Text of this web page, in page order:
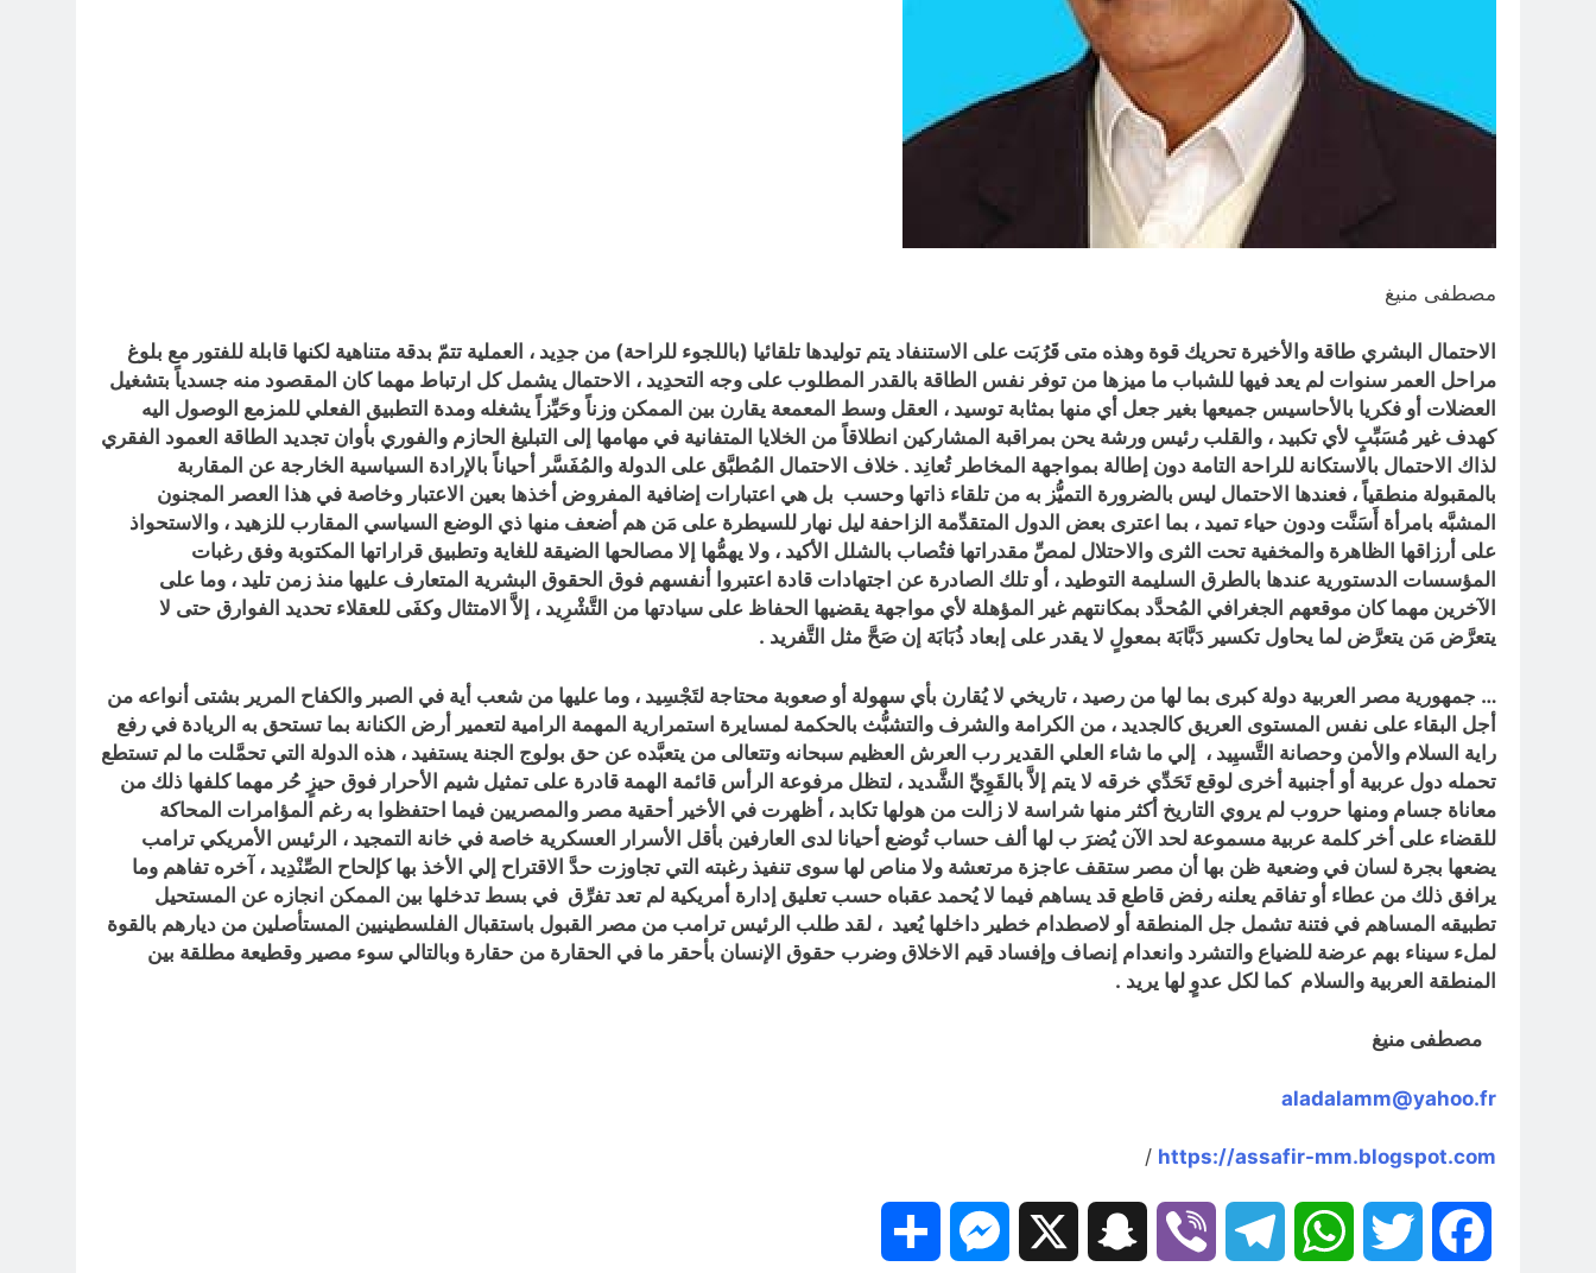
مصطفى منيغ
الاحتمال البشري طاقة والأخيرة تحريك قوة وهذه متى قَرُبَت على الاستنفاد يتم توليدها تلقائيا (باللجوء للراحة) من جدِيد ، العملية تتمّ بدقة متناهية لكنها قابلة للفتور مع بلوغ
مراحل العمر سنوات لم يعد فيها للشباب ما ميزها من توفر نفس الطاقة بالقدر المطلوب على وجه التحدِيد ، الاحتمال يشمل كل ارتباط مهما كان المقصود منه جسدياً بتشغيل
العضلات أو فكريا بالأحاسيس جميعها بغير جعل أي منها بمثابة توسيد ، العقل وسط المعمعة يقارن بين الممكن وزناً وحَيِّزاً يشغله ومدة التطبيق الفعلي للمزمع الوصول اليه
كهدف غير مُسَبِّبٍ لأي تكبيد ، والقلب رئيس ورشة يحن بمراقبة المشاركين انطلاقاً من الخلايا المتفانية في مهامها إلى التبليغ الحازم والفوري بأوان تجديد الطاقة العمود الفقري
لذاك الاحتمال بالاستكانة للراحة التامة دون إطالة بمواجهة المخاطر تُعانِد . خلاف الاحتمال المُطبَّق على الدولة والمُفَسَّر أحياناً بالإرادة السياسية الخارجة عن المقاربة
بالمقبولة منطقياً ، فعندها الاحتمال ليس بالضرورة التميُّز به من تلقاء ذاتها وحسب بل هي اعتبارات إضافية المفروض أخذها بعين الاعتبار وخاصة في هذا العصر المجنون
المشبَّه بامرأة أَسَنَّت ودون حياء تميد ، بما اعترى بعض الدول المتقدِّمة الزاحفة ليل نهار للسيطرة على مَن هم أضعف منها ذي الوضع السياسي المقارب للزهيد ، والاستحواذ
على أرزاقها الظاهرة والمخفية تحت الثرى والاحتلال لمصِّ مقدراتها فتُصاب بالشلل الأكيد ، ولا يهمُّها إلا مصالحها الضيقة للغاية وتطبيق قراراتها المكتوبة وفق رغبات
المؤسسات الدستورية عندها بالطرق السليمة التوطيد ، أو تلك الصادرة عن اجتهادات قادة اعتبروا أنفسهم فوق الحقوق البشرية المتعارف عليها منذ زمن تليد ، وما على
الآخرين مهما كان موقعهم الجغرافي المُحدَّد بمكانتهم غير المؤهلة لأي مواجهة يقضيها الحفاظ على سيادتها من التَّشْرِيد ، إلاَّ الامتثال وكفَى للعقلاء تحديد الفوارق حتى لا
يتعرَّض مَن يتعرَّض لما يحاول تكسير دَبَّابَة بمعولٍ لا يقدر على إبعاد ذُبَابَة إن صَحَّ مثل التَّفريد .
… جمهورية مصر العربية دولة كبرى بما لها من رصيد ، تاريخي لا يُقارن بأي سهولة أو صعوبة محتاجة لتَجْسِيد ، وما عليها من شعب أية في الصبر والكفاح المرير بشتى أنواعه من
أجل البقاء على نفس المستوى العريق كالجديد ، من الكرامة والشرف والتشبُّث بالحكمة لمسايرة استمرارية المهمة الرامية لتعمير أرض الكنانة بما تستحق به الريادة في رفع
راية السلام والأمن وحصانة التَّسيِيد ، إلي ما شاء العلي القدير رب العرش العظيم سبحانه وتتعالى من يتعبَّده عن حق بولوج الجنة يستفيد ، هذه الدولة التي تحمَّلت ما لم تستطع
تحمله دول عربية أو أجنبية أخرى لوقع تَحَدِّي خرقه لا يتم إلاَّ بالقَوِيِّ الشَّديد ، لتظل مرفوعة الرأس قائمة الهمة قادرة على تمثيل شيم الأحرار فوق حيزٍ حُر مهما كلفها ذلك من
معاناة جسام ومنها حروب لم يروي التاريخ أكثر منها شراسة لا زالت من هولها تكابد ، أظهرت في الأخير أحقية مصر والمصريين فيما احتفظوا به رغم المؤامرات المحاكة
للقضاء على أخر كلمة عربية مسموعة لحد الآن يُضرَ ب لها ألف حساب تُوضع أحيانا لدى العارفين بأقل الأسرار العسكرية خاصة في خانة التمجيد ، الرئيس الأمريكي ترامب
يضعها بجرة لسان في وضعية ظن بها أن مصر ستقف عاجزة مرتعشة ولا مناص لها سوى تنفيذ رغبته التي تجاوزت حدَّ الاقتراح إلي الأخذ بها كإلحاح الصِّنْدِيد ، آخره تفاهم وما
يرافق ذلك من عطاء أو تفاقم يعلنه رفض قاطع قد يساهم فيما لا يُحمد عقباه حسب تعليق إدارة أمريكية لم تعد تفرِّق في بسط تدخلها بين الممكن انجازه عن المستحيل
تطبيقه المساهم في فتنة تشمل جل المنطقة أو لاصطدام خطير داخلها يُعيد ، لقد طلب الرئيس ترامب من مصر القبول باستقبال الفلسطينيين المستأصلين من ديارهم بالقوة
لملء سيناء بهم عرضة للضياع والتشرد وانعدام إنصاف وإفساد قيم الاخلاق وضرب حقوق الإنسان بأحقر ما في الحقارة من حقارة وبالتالي سوء مصير وقطيعة مطلقة بين
المنطقة العربية والسلام كما لكل عدوٍ لها يريد .
مصطفى منيغ
aladalamm@yahoo.fr
https://assafir-mm.blogspot.com
/
Facebook
Twitter
WhatsApp
Telegram
Viber
Snapchat
Messenger